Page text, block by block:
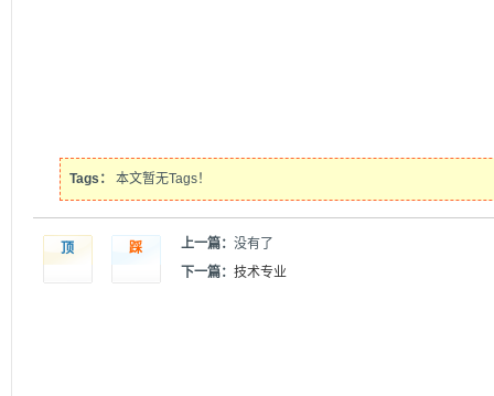
Tags： 本文暂无Tags！
顶 踩 上一篇： 没有了
下一篇： 技术专业